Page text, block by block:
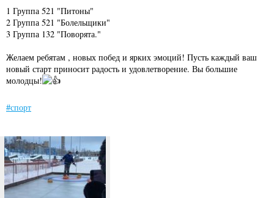
1 Группа 521 "Питоны"
2 Группа 521 "Болельщики"
3 Группа 132 "Поворята."
Желаем ребятам , новых побед и ярких эмоций! Пусть каждый ваш
новый старт приносит радость и удовлетворение. Вы большие
молодцы!
#спорт